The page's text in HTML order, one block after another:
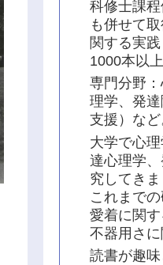
科修士課
も併せて
関する実践
1000本以
専門分野
理学、発
支援）など
大学で心
達心理学
究してきま
これまで
愛着に関
不器用さに
読書が趣味